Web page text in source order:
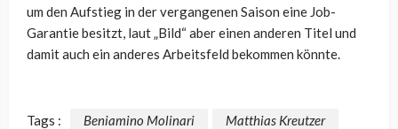
um den Aufstieg in der vergangenen Saison eine Job-
Garantie besitzt, laut „Bild“ aber einen anderen Titel und
damit auch ein anderes Arbeitsfeld bekommen könnte.
Tags : Beniamino Molinari
Matthias Kreutzer